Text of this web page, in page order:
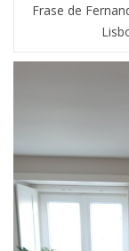
Frase de